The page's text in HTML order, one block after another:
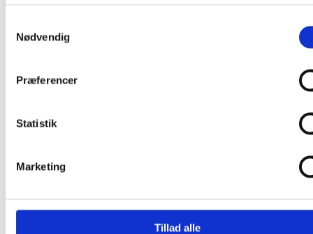
Nødvendig
Præferencer
Statistik
Marketing
Tillad alle
Fisk
Fugle